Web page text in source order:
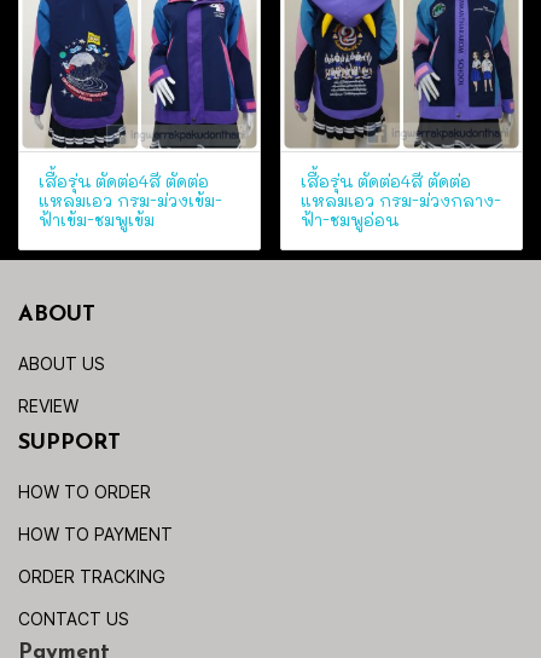
เสื้อรุ่น ตัดต่อ4สี ตัดต่อ
แหลมเอว กรม-ม่วงเข้ม-
ฟ้าเข้ม-ชมพูเข้ม
เสื้อรุ่น ตัดต่อ4สี ตัดต่อ
แหลมเอว กรม-ม่วงกลาง-
ฟ้า-ชมพูอ่อน
ABOUT
ABOUT US
REVIEW
SUPPORT
HOW TO ORDER
HOW TO PAYMENT
ORDER TRACKING
CONTACT US
Payment